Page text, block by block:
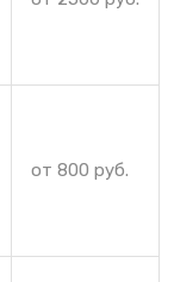
от 800 руб.